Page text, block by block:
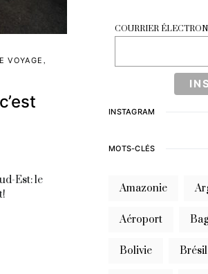
VOYAGE
Est: le
COURRIER
INSTAGRAM
MOTS-CLÉS
Amazonie
Aéroport
Bolivie Brésil